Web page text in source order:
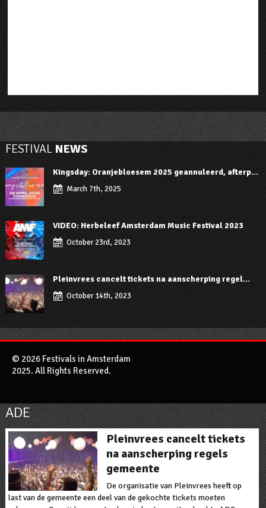
FESTIVALNEWS
Kingsday: Oranjebloesem 2025 geannuleerd, afterp...
March 7th, 2025
VIDEO: Herbeleef Amsterdam Music Festival 2023
October 23rd, 2023
Pleinvrees cancelt tickets na aanscherping regel...
October 14th, 2023
© 2026 Festivals in Amsterdam
2025. All Rights Reserved.
ADE
Pleinvrees cancelt tickets
na aanscherping regels
gemeente
De organisatie van Pleinvrees heeft op
last van de gemeente een deel van de gekochte tickets moeten